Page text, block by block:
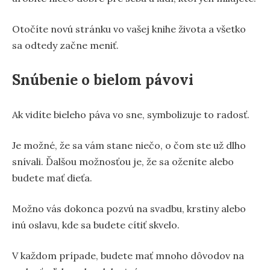
Otočíte novú stránku vo vašej knihe života a všetko
sa odtedy začne meniť.
Snúbenie o bielom pávovi
Ak vidíte bieleho páva vo sne, symbolizuje to radosť.
Je možné, že sa vám stane niečo, o čom ste už dlho
snívali. Ďalšou možnosťou je, že sa oženíte alebo
budete mať dieťa.
Možno vás dokonca pozvú na svadbu, krstiny alebo
inú oslavu, kde sa budete cítiť skvelo.
V každom prípade, budete mať mnoho dôvodov na